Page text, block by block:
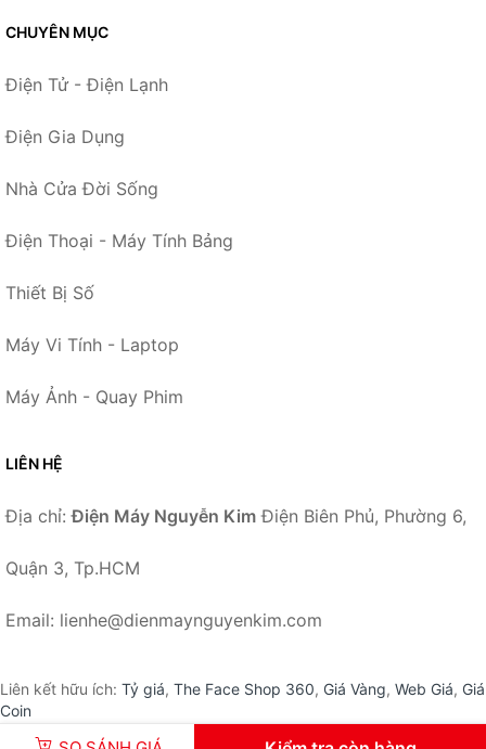
CHUYÊN MỤC
Điện Tử - Điện Lạnh
Điện Gia Dụng
Nhà Cửa Đời Sống
Điện Thoại - Máy Tính Bảng
Thiết Bị Số
Máy Vi Tính - Laptop
Máy Ảnh - Quay Phim
LIÊN HỆ
Địa chỉ:Điện Máy Nguyễn Kim Điện Biên Phủ, Phường 6,
Quận 3, Tp.HCM
Email: lienhe@dienmaynguyenkim.com
Liên kết hữu ích: Tỷ giá, The Face Shop 360, Giá Vàng, Web Giá, Giá
Coin